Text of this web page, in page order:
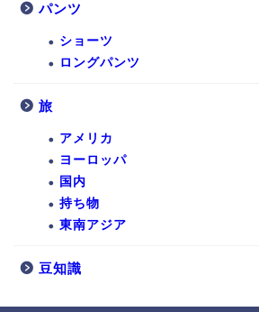
パンツ
ショーツ
ロングパンツ
旅
アメリカ
ヨーロッパ
国内
持ち物
東南アジア
豆知識